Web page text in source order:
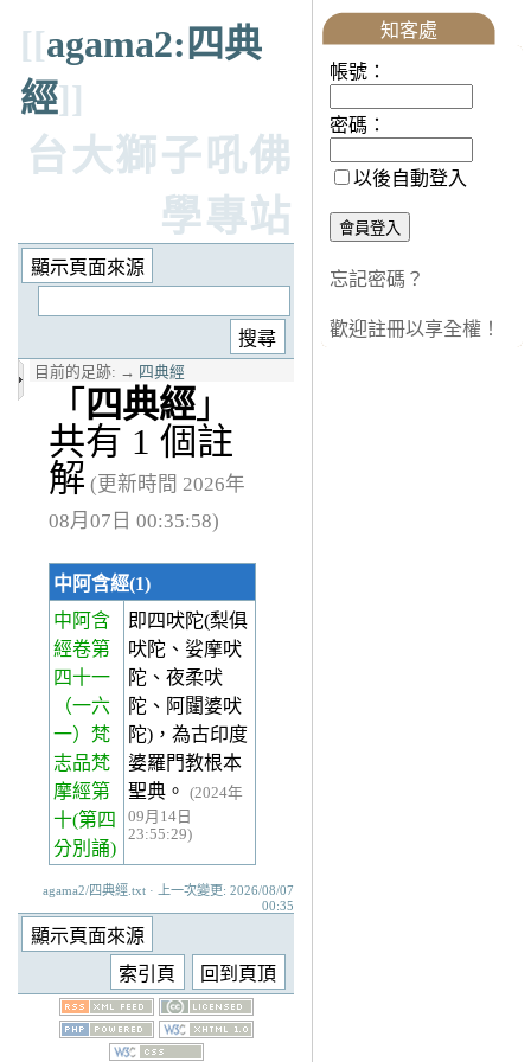
[[agama2:四典
經]]
台大獅子吼佛
學專站
目前的足跡: → 四典經
「 四典經 」
共有 1 個註
解 (更新時間 2026年
08月07日 00:35:58)
中阿含經(1)
中阿含
經卷第
四十一
（一六
一）梵
志品梵
摩經第
十(第四
分別誦)
即四吠陀(梨俱
吠陀、娑摩吠
陀、夜柔吠
陀、阿闥婆吠
陀)，為古印度
婆羅門教根本
聖典。
(2024年
09月14日
23:55:29)
agama2/四典經.txt · 上一次變更: 2026/08/07
00:35
知客處
帳號：
密碼：
以後自動登入
忘記密碼？
歡迎註冊以享全權！